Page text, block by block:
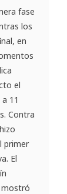
fase
los
en
el
11
Contra
primer
El
mostró